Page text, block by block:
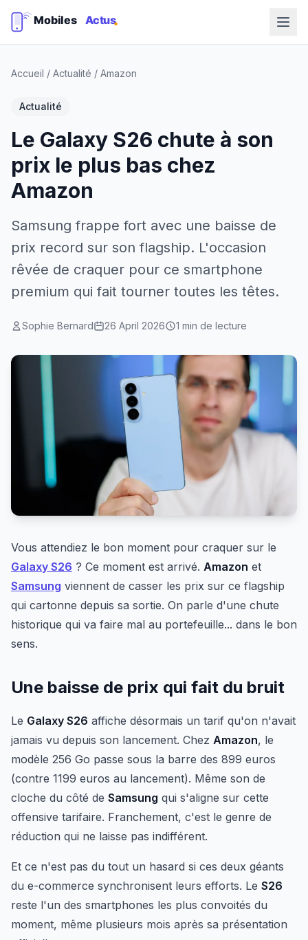
Accueil / Actualité / Amazon
Actualité
Le Galaxy S26 chute à son
prix le plus bas chez
Amazon
Samsung frappe fort avec une baisse de
prix record sur son flagship. L'occasion
rêvée de craquer pour ce smartphone
premium qui fait tourner toutes les têtes.
Sophie Bernard 26 April 2026 1 min de lecture
Vous attendiez le bon moment pour craquer sur le
Galaxy S26 ? Ce moment est arrivé. Amazon et
Samsung viennent de casser les prix sur ce flagship
qui cartonne depuis sa sortie. On parle d'une chute
historique qui va faire mal au portefeuille... dans le bon
sens.
Une baisse de prix qui fait du bruit
Le Galaxy S26 affiche désormais un tarif qu'on n'avait
jamais vu depuis son lancement. Chez Amazon, le
modèle 256 Go passe sous la barre des 899 euros
(contre 1199 euros au lancement). Même son de
cloche du côté de Samsung qui s'aligne sur cette
offensive tarifaire. Franchement, c'est le genre de
réduction qui ne laisse pas indifférent.
Et ce n'est pas du tout un hasard si ces deux géants
du e-commerce synchronisent leurs efforts. Le S26
reste l'un des smartphones les plus convoités du
moment, même plusieurs mois après sa présentation